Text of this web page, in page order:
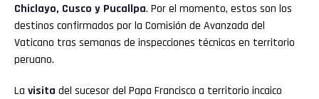
Chiclayo, Cusco y Pucallpa. Por el momento, estos son los
destinos confirmados por la Comisión de Avanzada del
Vaticano tras semanas de inspecciones técnicas en territorio
peruano.
La visita del sucesor del Papa Francisco a territorio incaico